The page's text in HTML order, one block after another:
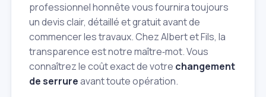
professionnel honnête vous fournira toujours
un devis clair, détaillé et gratuit avant de
commencer les travaux. Chez Albert et Fils, la
transparence est notre maître‑mot. Vous
connaîtrez le coût exact de votre changement
de serrureavant toute opération.